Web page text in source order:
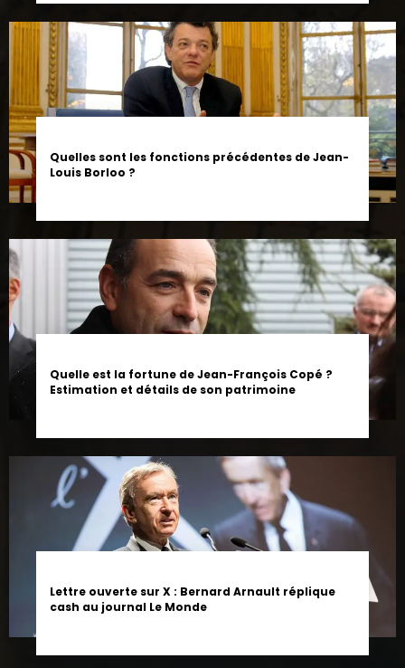
Quelles sont les fonctions précédentes de Jean-
Louis Borloo ?
Quelle est la fortune de Jean-François Copé ?
Estimation et détails de son patrimoine
Lettre ouverte sur X : Bernard Arnault réplique
cash au journal Le Monde